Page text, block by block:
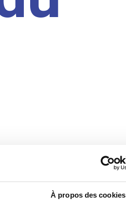
À propos des cookies